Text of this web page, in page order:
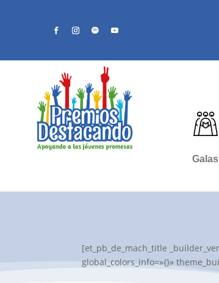
Galas
[et_pb_de_mach_title
global_colors_info=»{}»